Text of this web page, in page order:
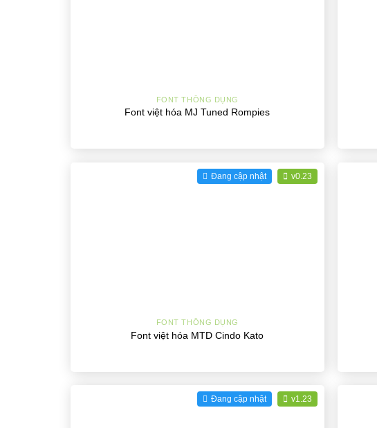
FONT THÔNG DỤNG
Font việt hóa MJ Tuned Rompies
Đang cập nhật v0.23
FONT THÔNG DỤNG
Font việt hóa MTD Cindo Kato
Đang cập nhật v1.23